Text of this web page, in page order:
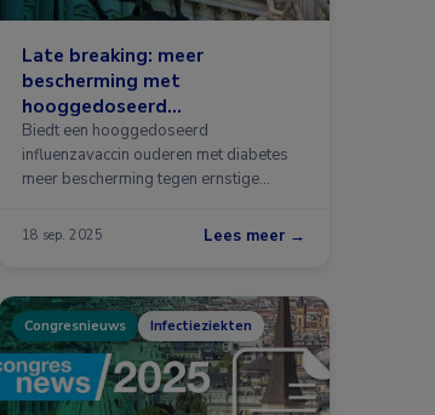
Late breaking: meer
bescherming met
hooggedoseerd
influenzavaccin
Biedt een hooggedoseerd
influenzavaccin ouderen met diabetes
meer bescherming tegen ernstige
18 sep. 2025 Lees meer →
Congresnieuws Infectieziekten